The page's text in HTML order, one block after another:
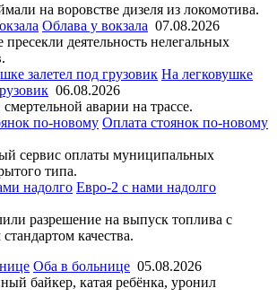
на воровстве дизеля из локомотива.
Облава у вокзала 07.08.2026
деятельность нелегальных
На легковушке
06.08.2026
аварии на трассе.
Оплата стоянок по-новому
сервис оплаты муниципальных
типа.
Евро-2 с нами надолго
разрешение на выпуск топлива с
качества.
Оба в больнице 05.08.2026
байкер, катая ребёнка, уронил